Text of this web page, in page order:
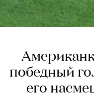
победный
его